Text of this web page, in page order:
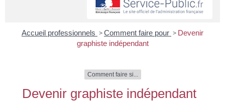
Accueil professionnels >Comment faire pour > Devenir
graphiste indépendant
Comment faire si...
Devenir graphiste indépendant